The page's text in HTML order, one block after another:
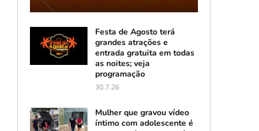
Festa de Agosto terá
grandes atrações e
entrada gratuita em todas
as noites; veja
programação
30.7.26
Mulher que gravou vídeo
íntimo com adolescente é